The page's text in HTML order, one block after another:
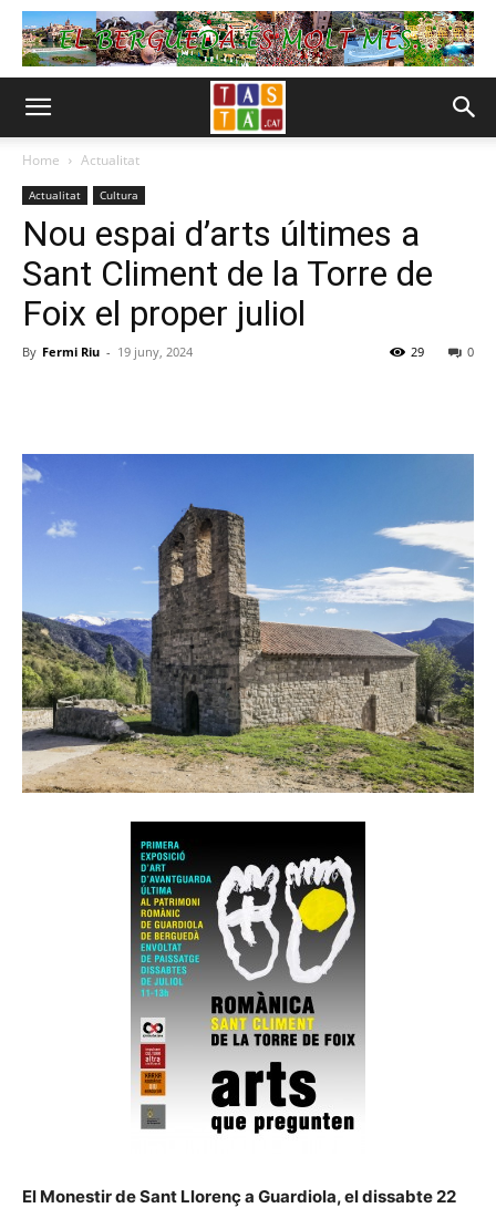
Home Actualitat
Actualitat Cultura
Nou espai d’arts últimes a
Sant Climent de la Torre de
Foix el proper juliol
By Fermi Riu - 19 juny, 2024 0
29
El Monestir de Sant Llorenç a Guardiola, el dissabte 22